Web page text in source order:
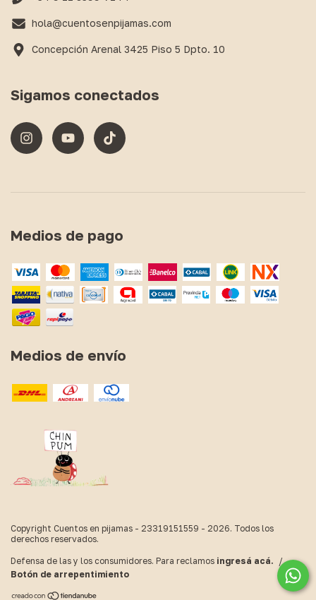
hola@cuentosenpijamas.com
Concepción Arenal 3425 Piso 5 Dpto. 10
Sigamos conectados
Medios de pago
Medios de envío
Copyright Cuentos en pijamas - 23319151559 - 2026. Todos los
derechos reservados.
Defensa de las y los consumidores. Para reclamos ingresá acá.
/
Botón de arrepentimiento